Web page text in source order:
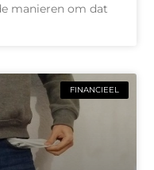
manieren om dat
FINANCIEEL